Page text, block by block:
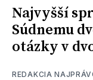
Najvyšší
Súdnemu
otázky v
REDAKCIA